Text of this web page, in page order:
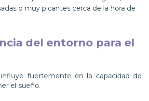
o muy picantes cerca de la hora de
del entorno para el
fuertemente en la capacidad de
el sueño.